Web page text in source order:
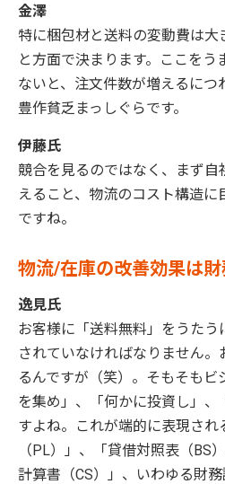
金澤
特に梱包材と送料の変動費は大
と方面で決まります。ここをう
ないと、注文件数が増えるにつ
豊作貧乏まっしぐらです。
伊藤氏
競合を見るのではなく、まず自
えること、物流のコスト構造に
ですね。
物流/在庫の改善効果は財
逸見氏
お客様に「送料無料」をうた
されていなければなりません
るんですが（笑）。そもそもビ
を集め」、「何かに投資し」
すよね。これが端的に表現され
（PL）」、「貸借対照表（BS
計算書（CS）」、いわゆる財